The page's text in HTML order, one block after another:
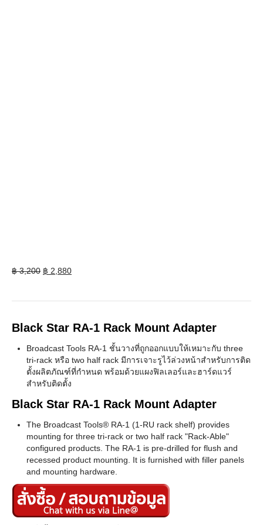
฿3,200 Original
฿ 2,880Current
Black Star RA-1 Rack Mount Adapter
Broadcast Tools RA-1 ชั้นวางที่ถูกออกแบบให้เหมาะกับ three
tri-rack หรือ two half rack มีการเจาะรูไว้ล่วงหน้าสำหรับการติด
ตั้งผลิตภัณฑ์ที่กำหนด พร้อมด้วยแผงฟิลเลอร์และฮาร์ดแวร์
สำหรับติดตั้ง
Black Star RA-1 Rack Mount Adapter
The Broadcast Tools® RA-1 (1-RU rack shelf) provides
mounting for three tri-rack or two half rack "Rack-Able"
configured products. The RA-1 is pre-drilled for flush and
recessed product mounting. It is furnished with filler panels
and mounting hardware.